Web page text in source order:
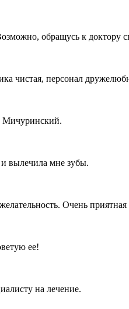
обращусь к доктору
чистая, персонал
Мичуринский.
вылечила мне зубы.
Очень
ее!
на лечение.